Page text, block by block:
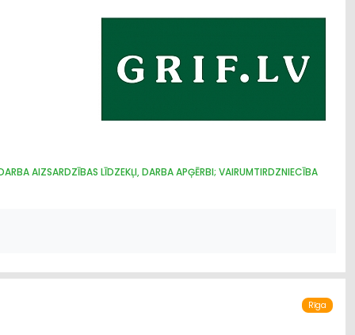
AIZSARDZĪBAS LĪDZEKĻI, DARBA APĢĒRBI; VAIRUMTIRDZNIECĪBA
Rīga